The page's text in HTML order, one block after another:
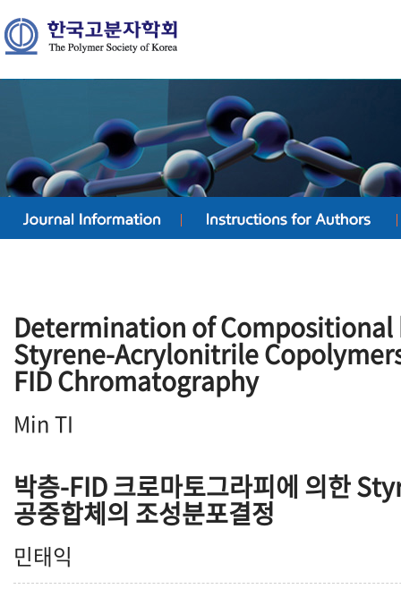
Determination of
Styrene-Acrylonitrile
FID Chromatography
Min TI
박층-FID 크로마토그라피에 의한
공중합체의 조성분포결정
민태익